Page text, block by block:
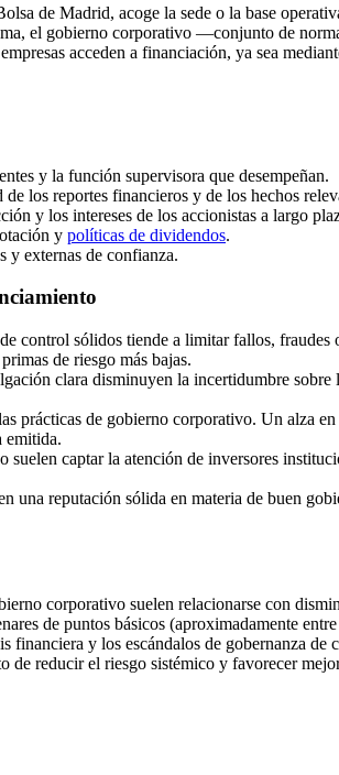
de Madrid, acoge la sede o la base
el gobierno corporativo —conjunto de
acceden a financiación, ya sea
y la función supervisora que desempeñan.
los reportes financieros y de los hechos
y los intereses de los accionistas a largo
y políticas de dividendos.
y externas de confianza.
control sólidos tiende a limitar fallos,
de riesgo más bajas.
clara disminuyen la incertidumbre
prácticas de gobierno corporativo. Un alza
emitida.
suelen captar la atención de inversores
una reputación sólida en materia de buen
corporativo suelen relacionarse con
de puntos básicos (aproximadamente
financiera y los escándalos de gobernanza
reducir el riesgo sistémico y favorecer